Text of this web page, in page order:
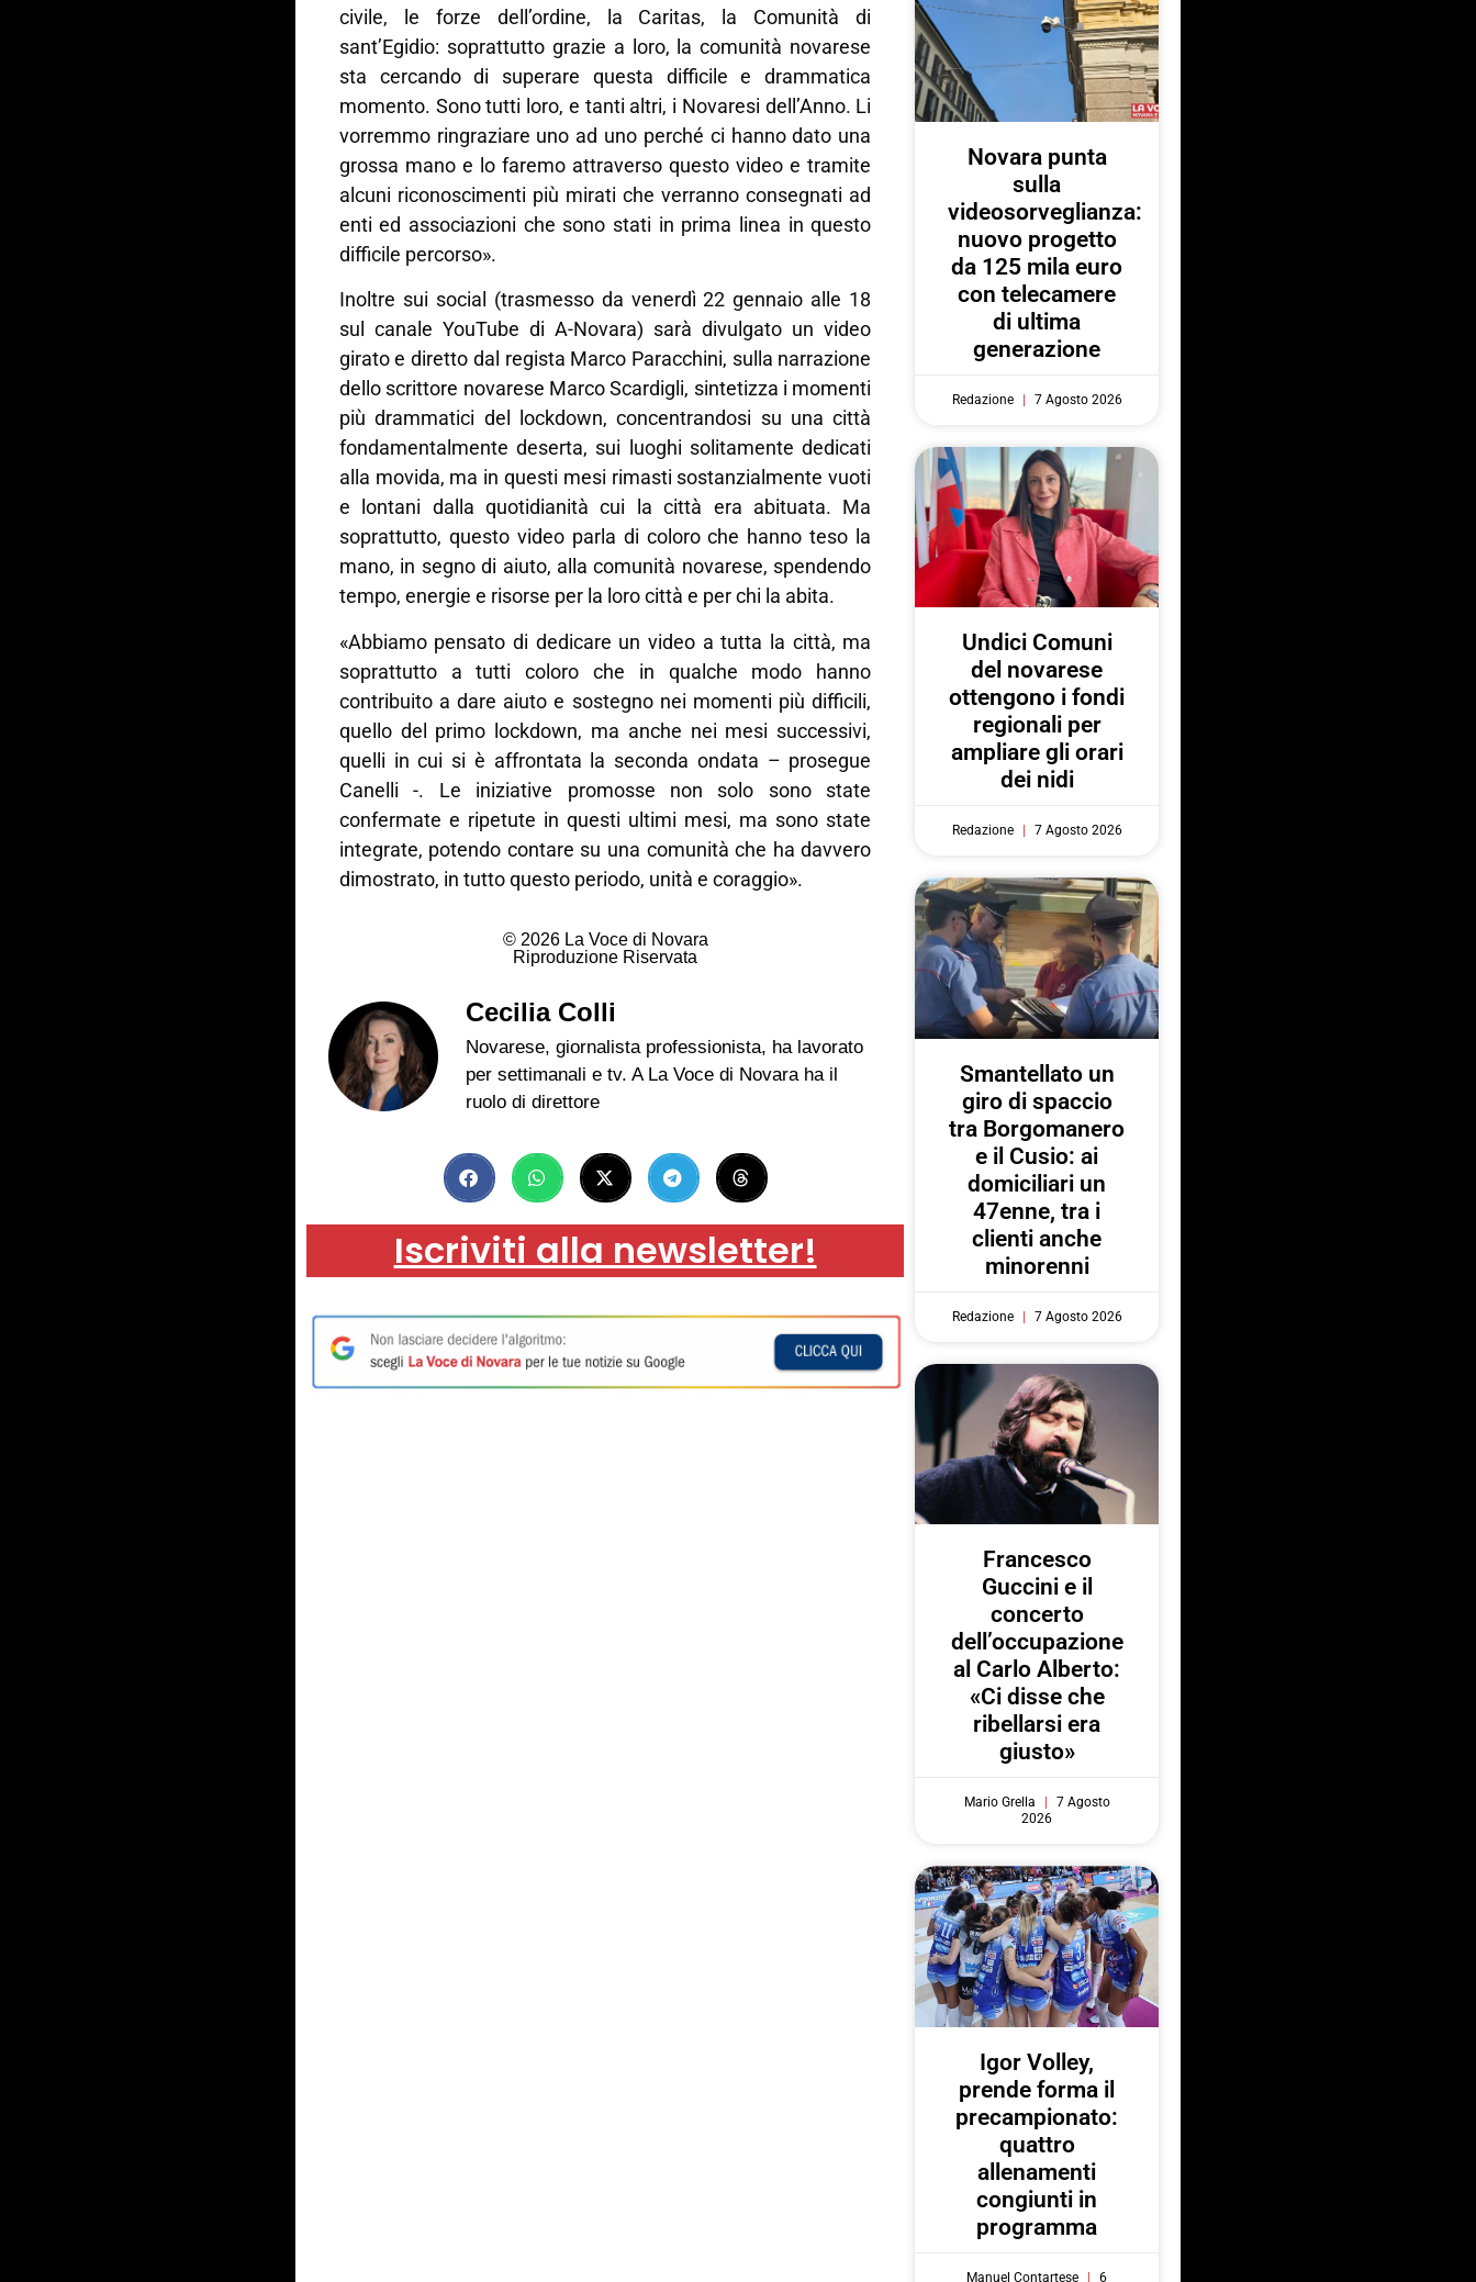
civile, le forze dell’ordine, la Caritas, la Comunità di
sant’Egidio: soprattutto grazie a loro, la comunità novarese
sta cercando di superare questa difficile e drammatica
momento. Sono tutti loro, e tanti altri, i Novaresi dell’Anno. Li
vorremmo ringraziare uno ad uno perché ci hanno dato una
grossa mano e lo faremo attraverso questo video e tramite
alcuni riconoscimenti più mirati che verranno consegnati ad
enti ed associazioni che sono stati in prima linea in questo
difficile percorso».
Inoltre sui social (trasmesso da venerdì 22 gennaio alle 18
sul canale YouTube di A-Novara) sarà divulgato un video
girato e diretto dal regista Marco Paracchini, sulla narrazione
dello scrittore novarese Marco Scardigli, sintetizza i momenti
più drammatici del lockdown, concentrandosi su una città
fondamentalmente deserta, sui luoghi solitamente dedicati
alla movida, ma in questi mesi rimasti sostanzialmente vuoti
e lontani dalla quotidianità cui la città era abituata. Ma
soprattutto, questo video parla di coloro che hanno teso la
mano, in segno di aiuto, alla comunità novarese, spendendo
tempo, energie e risorse per la loro città e per chi la abita.
«Abbiamo pensato di dedicare un video a tutta la città, ma
soprattutto a tutti coloro che in qualche modo hanno
contribuito a dare aiuto e sostegno nei momenti più difficili,
quello del primo lockdown, ma anche nei mesi successivi,
quelli in cui si è affrontata la seconda ondata – prosegue
Canelli -. Le iniziative promosse non solo sono state
confermate e ripetute in questi ultimi mesi, ma sono state
integrate, potendo contare su una comunità che ha davvero
dimostrato, in tutto questo periodo, unità e coraggio».
© 2026 La Voce di Novara
Riproduzione Riservata
Cecilia Colli
Novarese, giornalista professionista, ha lavorato
per settimanali e tv. A La Voce di Novara ha il
ruolo di direttore
Iscriviti alla newsletter!
Novara punta
sulla
videosorveglianza:
nuovo progetto
da 125 mila euro
con telecamere
di ultima
generazione
Redazione 7 Agosto 2026
Undici Comuni
del novarese
ottengono i fondi
regionali per
ampliare gli orari
dei nidi
Redazione 7 Agosto 2026
Smantellato un
giro di spaccio
tra Borgomanero
e il Cusio: ai
domiciliari un
47enne, tra i
clienti anche
minorenni
Redazione 7 Agosto 2026
Francesco
Guccini e il
concerto
dell’occupazione
al Carlo Alberto:
«Ci disse che
ribellarsi era
giusto»
Mario Grella
7 Agosto
2026
Igor Volley,
prende forma il
precampionato:
quattro
allenamenti
congiunti in
programma
Manuel Contartese 6